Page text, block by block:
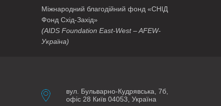
Міжнародний благодійний фонд «СНІД
Фонд Схід-Захід»
(AIDS Foundation East-West – AFEW-
Україна)
вул. Бульварно-Кудрявська, 7б,
офіс 28 Київ 04053, Україна